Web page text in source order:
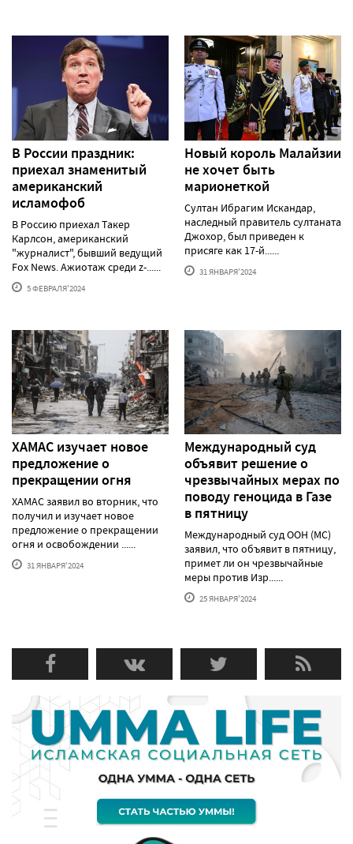
В России праздник:
приехал знаменитый
американский
исламофоб
В Россию приехал Такер
Карлсон, американский
"журналист", бывший ведущий
Fox News. Ажиотаж среди z-......
5 ФЕВРАЛЯ'2024
Новый король Малайзии
не хочет быть
марионеткой
Султан Ибрагим Искандар,
наследный правитель султаната
Джохор, был приведен к
присяге как 17-й......
31 ЯНВАРЯ'2024
ХАМАС изучает новое
предложение о
прекращении огня
ХАМАС заявил во вторник, что
получил и изучает новое
предложение о прекращении
огня и освобождении ......
31 ЯНВАРЯ'2024
Международный суд
объявит решение о
чрезвычайных мерах по
поводу геноцида в Газе
в пятницу
Международный суд ООН (МС)
заявил, что объявит в пятницу,
примет ли он чрезвычайные
меры против Изр......
25 ЯНВАРЯ'2024